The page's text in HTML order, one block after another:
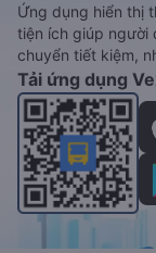
Ứng dụng hiển thị
tiện ích giúp người
chuyển tiết kiệm,
Tải ứng dụng